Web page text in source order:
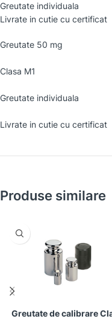
Greutate individuala
Livrate in cutie cu certificat
Greutate 50 mg
Clasa M1
Greutate individuala
Livrate in cutie cu certificat
Produse similare
Greutate de calibrare